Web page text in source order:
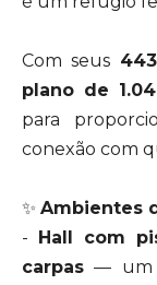
Com seus
plano de
para
conexão com
✨ Ambientes
- Hall com
carpas — um